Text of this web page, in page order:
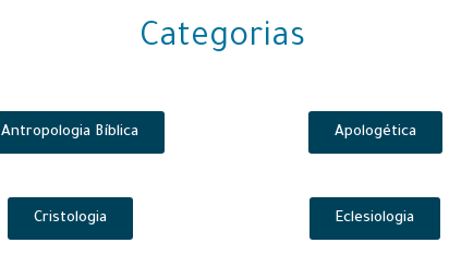
Categorias
Antropologia Bíblica Apologética
Cristologia Eclesiologia